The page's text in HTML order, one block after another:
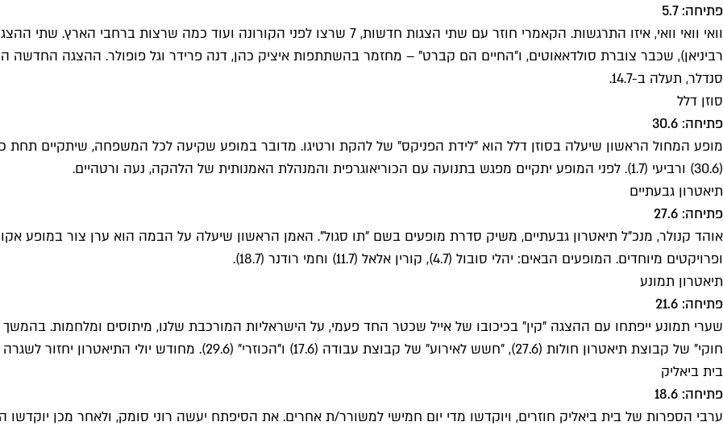
פתיחה: 5.7
וואי וואי וואי, איזו התרגשות. הקאמרי חוזר עם שתי הצגות חדשות, 7 שרצו לפני הקורונה
רביניאן), שכבר צוברת סולדאאוטים, ו"החיים הם קברט" – מחזמר בהשתתפות איציק כהן, דנה פרידר וגל פופולר. ההצגה החדשה
סנדלר, תעלה ב-14.7.
סוזן דלל
פתיחה: 30.6
מופע המחול הראשון שיעלה בסוזן דלל הוא "לידת הפניקס" של להקת ורטיגו. מדובר במופע שקיעה לכל המשפחה, שיתקיים תחת
(30.6) ורביעי (1.7). לפני המופע יתקיים מפגש בתנועה עם הכוריאוגרפית והמנהלת האמנותית של הלהקה, נעה ורטהיים.
תיאטרון גבעתיים
פתיחה: 27.6
אוהד קנולר, מנכ"ל תיאטרון גבעתיים, משיק סדרת מופעים בשם "תו סגול". האמן הראשון שיעלה על הבמה הוא ערן צור במופע
ופרויקטים מיוחדים. המופעים הבאים: יהלי סובול (4.7), קורין אלאל (11.7) וחמי רודנר (18.7).
תיאטרון תמונע
פתיחה: 21.6
חוקי" של קבוצת תיאטרון חולות (27.6), "חשש לאירוע" של קבוצת עבודה (17.6) ו"הכוזרי" (29.6). מחודש יולי התיאטרון יחזור לשגרה מלאה עם כל ההצגות, מופעי המחול ומופעי המוזיקה.
בית ביאליק
פתיחה: 18.6
ערבי הספרות של בית ביאליק חוזרים, ויוקדשו מדי יום חמישי למשורר/ת אחרים. את הסיפתח יעשה רוני סומק, ולאחר מכן יוקדשו